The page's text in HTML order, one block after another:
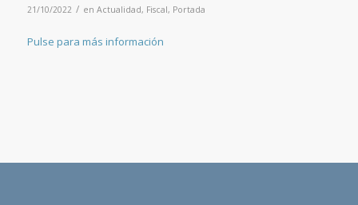
21/10/2022 / en Actualidad, Fiscal, Portada
Pulse para más información